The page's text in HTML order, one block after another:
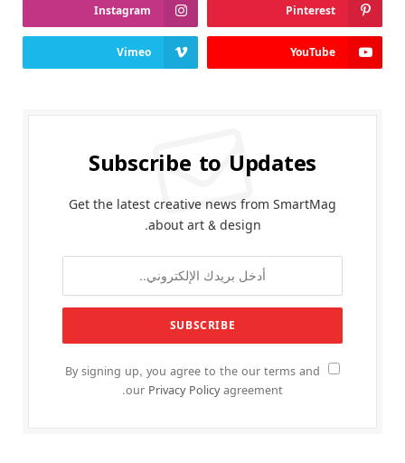
Pinterest
Instagram
YouTube
Vimeo
Subscribe to Updates
Get the latest creative news from SmartMag
about art & design.
By signing up, you agree to the our terms and
our Privacy Policyagreement.